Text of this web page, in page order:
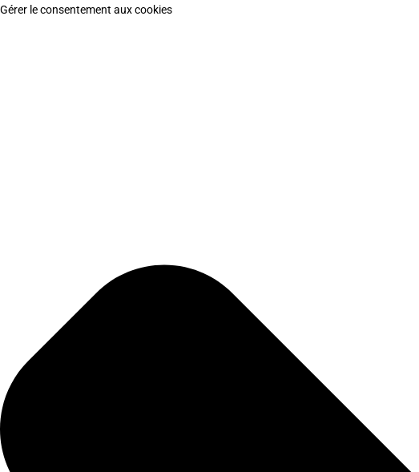
Gérer le consentement aux cookies